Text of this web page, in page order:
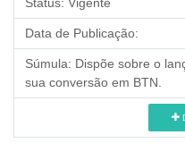
Data de Publicação:
Súmula: Dispõe sobre o
sua conversão em BTN.